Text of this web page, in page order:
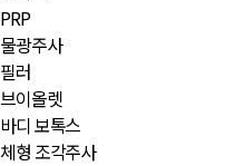
PRP
물광주사
필러
브이올렛
바디 보톡스
체형 조각주사